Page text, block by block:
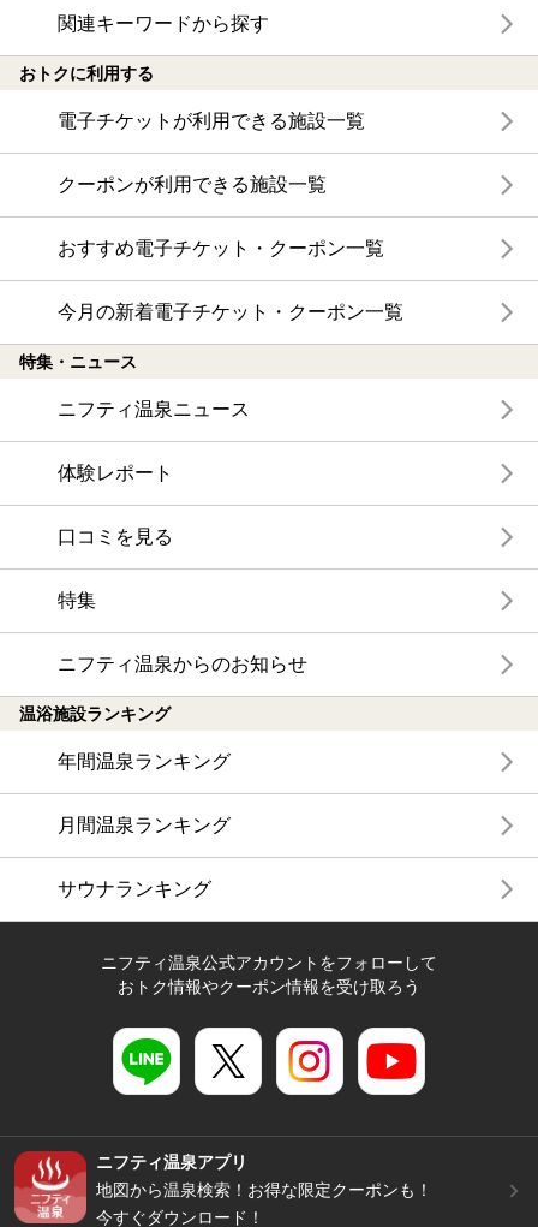
関連キーワードから探す
おトクに利用する
電子チケットが利用できる施設一覧
クーポンが利用できる施設一覧
おすすめ電子チケット・クーポン一覧
今月の新着電子チケット・クーポン一覧
特集・ニュース
ニフティ温泉ニュース
体験レポート
口コミを見る
特集
ニフティ温泉からのお知らせ
温浴施設ランキング
年間温泉ランキング
月間温泉ランキング
サウナランキング
ニフティ温泉公式アカウントをフォローして
おトク情報やクーポン情報を受け取ろう
ニフティ温泉アプリ
地図から温泉検索！お得な限定クーポンも！
今すぐダウンロード！